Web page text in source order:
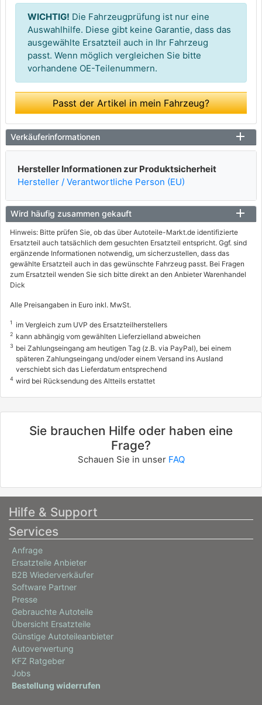
WICHTIG! Die Fahrzeugprüfung ist nur eine
Auswahlhilfe. Diese gibt keine Garantie, dass das
ausgewählte Ersatzteil auch in Ihr Fahrzeug
passt. Wenn möglich vergleichen Sie bitte
vorhandene OE-Teilenummern.
Passt der Artikel in mein Fahrzeug?
Verkäuferinformationen
Hersteller Informationen zur Produktsicherheit
Hersteller / Verantwortliche Person (EU)
Wird häufig zusammen gekauft
Hinweis: Bitte prüfen Sie, ob das über Autoteile-Markt.de identifizierte
Ersatzteil auch tatsächlich dem gesuchten Ersatzteil entspricht. Ggf. sind
ergänzende Informationen notwendig, um sicherzustellen, dass das
gewählte Ersatzteil auch in das gewünschte Fahrzeug passt. Bei Fragen
zum Ersatzteil wenden Sie sich bitte direkt an den Anbieter Warenhandel
Dick
Alle Preisangaben in Euro inkl. MwSt.
1 im Vergleich zum UVP des Ersatzteilherstellers
2 kann abhängig vom gewählten Lieferzielland abweichen
3 bei Zahlungseingang am heutigen Tag (z.B. via PayPal), bei einem
späteren Zahlungseingang und/oder einem Versand ins Ausland
verschiebt sich das Lieferdatum entsprechend
4 wird bei Rücksendung des Altteils erstattet
Sie brauchen Hilfe oder haben eine
Frage?
Schauen Sie in unser FAQ
Hilfe & Support
Services
Anfrage
Ersatzteile Anbieter
B2B Wiederverkäufer
Software Partner
Presse
Gebrauchte Autoteile
Übersicht Ersatzteile
Günstige Autoteileanbieter
Autoverwertung
KFZ Ratgeber
Jobs
Bestellung widerrufen